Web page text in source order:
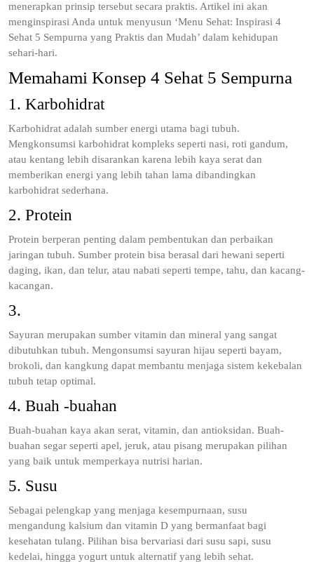
menerapkan prinsip tersebut secara praktis. Artikel ini akan
menginspirasi Anda untuk menyusun ‘Menu Sehat: Inspirasi 4
Sehat 5 Sempurna yang Praktis dan Mudah’ dalam kehidupan
sehari-hari.
Memahami Konsep 4 Sehat 5 Sempurna
1. Karbohidrat
Karbohidrat adalah sumber energi utama bagi tubuh.
Mengkonsumsi karbohidrat kompleks seperti nasi, roti gandum,
atau kentang lebih disarankan karena lebih kaya serat dan
memberikan energi yang lebih tahan lama dibandingkan
karbohidrat sederhana.
2. Protein
Protein berperan penting dalam pembentukan dan perbaikan
jaringan tubuh. Sumber protein bisa berasal dari hewani seperti
daging, ikan, dan telur, atau nabati seperti tempe, tahu, dan kacang-
kacangan.
3.
Sayuran merupakan sumber vitamin dan mineral yang sangat
dibutuhkan tubuh. Mengonsumsi sayuran hijau seperti bayam,
brokoli, dan kangkung dapat membantu menjaga sistem kekebalan
tubuh tetap optimal.
4. Buah -buahan
Buah-buahan kaya akan serat, vitamin, dan antioksidan. Buah-
buahan segar seperti apel, jeruk, atau pisang merupakan pilihan
yang baik untuk memperkaya nutrisi harian.
5. Susu
Sebagai pelengkap yang menjaga kesempurnaan, susu
mengandung kalsium dan vitamin D yang bermanfaat bagi
kesehatan tulang. Pilihan bisa bervariasi dari susu sapi, susu
kedelai, hingga yogurt untuk alternatif yang lebih sehat.